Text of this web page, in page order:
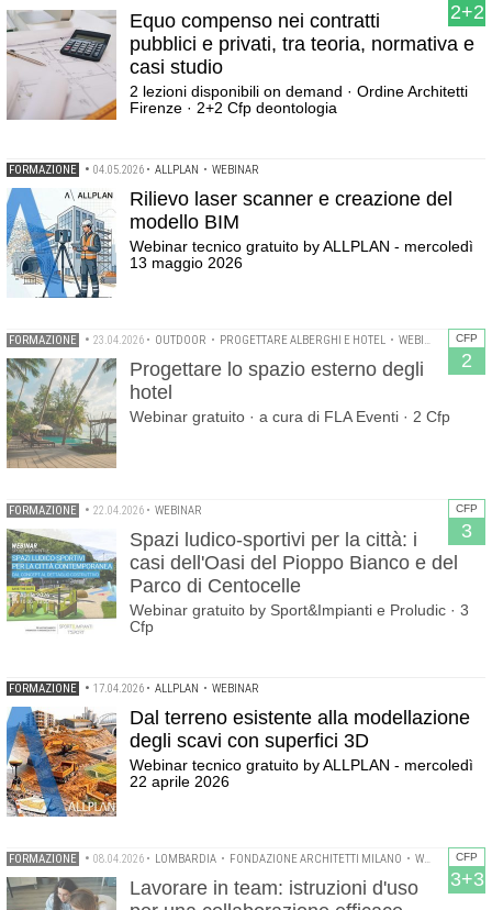
2+2
Equo compenso nei contratti
pubblici e privati, tra teoria, normativa e
casi studio
2 lezioni disponibili on demand · Ordine Architetti
Firenze · 2+2 Cfp deontologia
FORMAZIONE • 04.05.2026 • ALLPLAN • WEBINAR
Rilievo laser scanner e creazione del
modello BIM
Webinar tecnico gratuito by ALLPLAN - mercoledì
13 maggio 2026
CFP
2
FORMAZIONE • 23.04.2026 • OUTDOOR • PROGETTARE ALBERGHI E HOTEL • WEBINAR
Progettare lo spazio esterno degli
hotel
Webinar gratuito · a cura di FLA Eventi · 2 Cfp
CFP
3
FORMAZIONE • 22.04.2026 • WEBINAR
Spazi ludico-sportivi per la città: i
casi dell'Oasi del Pioppo Bianco e del
Parco di Centocelle
Webinar gratuito by Sport&Impianti e Proludic · 3
Cfp
FORMAZIONE • 17.04.2026 • ALLPLAN • WEBINAR
Dal terreno esistente alla modellazione
degli scavi con superfici 3D
Webinar tecnico gratuito by ALLPLAN - mercoledì
22 aprile 2026
CFP
3+3
FORMAZIONE • 08.04.2026 • LOMBARDIA • FONDAZIONE ARCHITETTI MILANO • WEBINAR
Lavorare in team: istruzioni d'uso